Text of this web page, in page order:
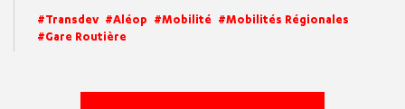
Transdev Aléop Mobilité
Mobilités Régionales
Gare Routière